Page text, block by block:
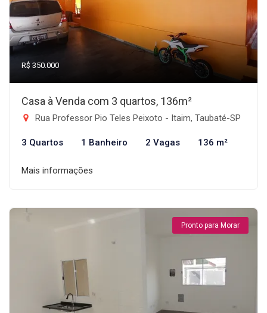
R$ 350.000
Casa à Venda com 3 quartos, 136m²
Rua Professor Pio Teles Peixoto - Itaim, Taubaté-SP
3 Quartos 1 Banheiro 2 Vagas 136 m²
Mais informações
Pronto para Morar